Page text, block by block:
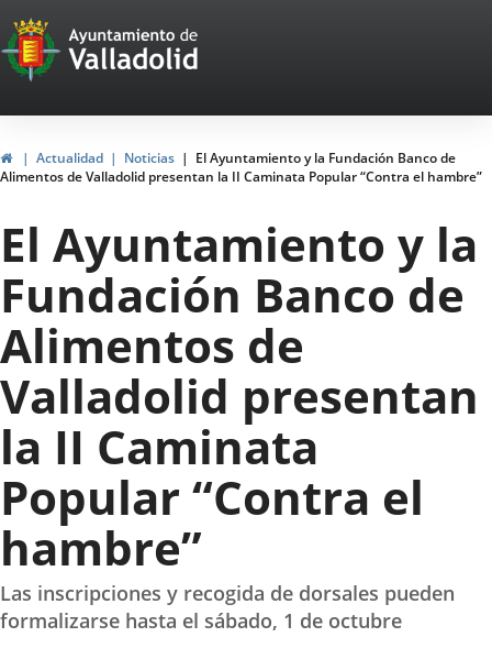
Portal
Web
del
Ayuntamiento
de
Valladolid
InicioActualidad Noticias
El Ayuntamiento y la Fundación Banco de
Alimentos de Valladolid presentan la II Caminata Popular “Contra el hambre”
El Ayuntamiento y la
Fundación Banco de
Alimentos de
Valladolid presentan
la II Caminata
Popular “Contra el
hambre”
Las inscripciones y recogida de dorsales pueden
formalizarse hasta el sábado, 1 de octubre